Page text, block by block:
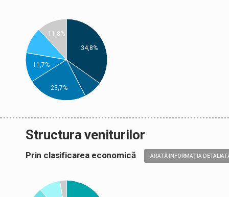
34,8%
11,8%
11,7%
23,7%
Structura veniturilor
Prin clasificarea economică ARATĂ INFORMAȚIA